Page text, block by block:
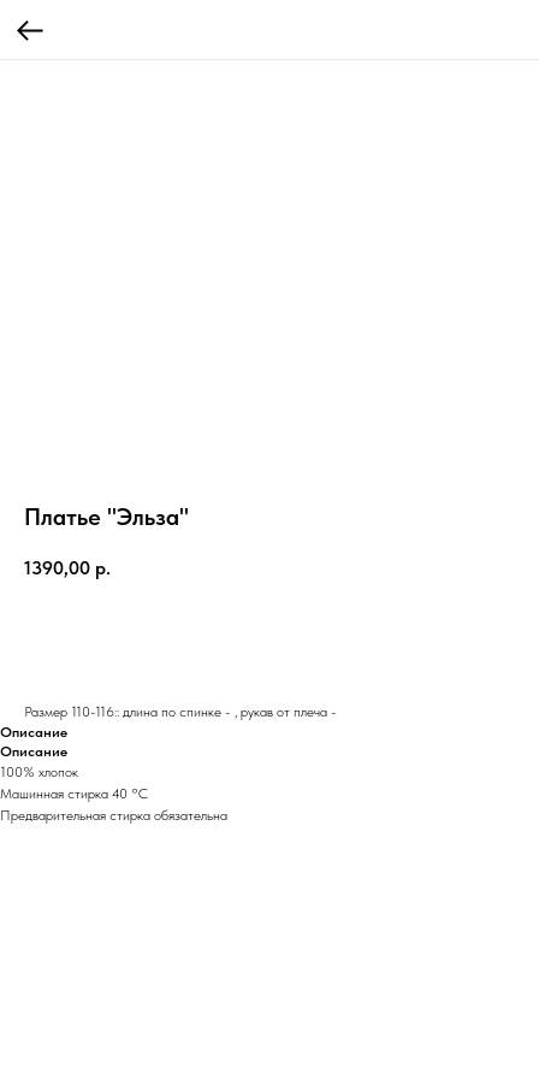
Платье "Эльза"
1390,00 р.
Размер 110-116:: длина по спинке - , рукав от плеча -
Описание
Описание
100% хлопок
Машинная стирка 40 °C
Предварительная стирка обязательна